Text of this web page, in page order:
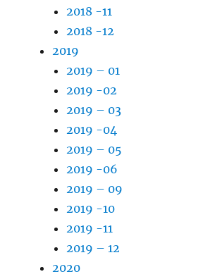
2018 -11
2018 -12
2019
2019 – 01
2019 -02
2019 – 03
2019 -04
2019 – 05
2019 -06
2019 – 09
2019 -10
2019 -11
2019 – 12
2020